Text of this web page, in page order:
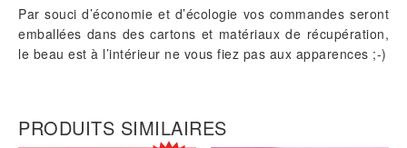
Par souci d’économie et d’écologie vos commandes seront
emballées dans des cartons et matériaux de récupération,
le beau est à l’intérieur ne vous fiez pas aux apparences ;-)
PRODUITS SIMILAIRES